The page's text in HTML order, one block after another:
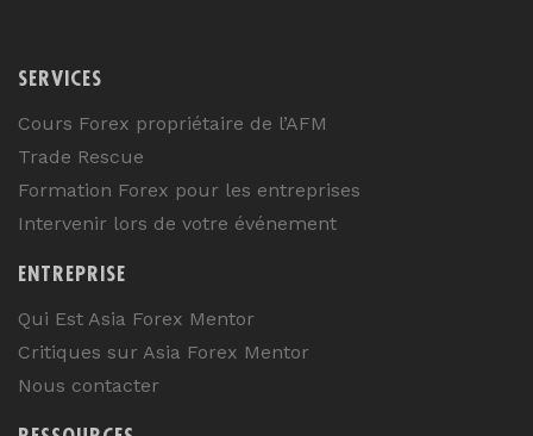
SERVICES
Cours Forex propriétaire de l’AFM
Trade Rescue
Formation Forex pour les entreprises
Intervenir lors de votre événement
ENTREPRISE
Qui Est Asia Forex Mentor
Critiques sur Asia Forex Mentor
Nous contacter